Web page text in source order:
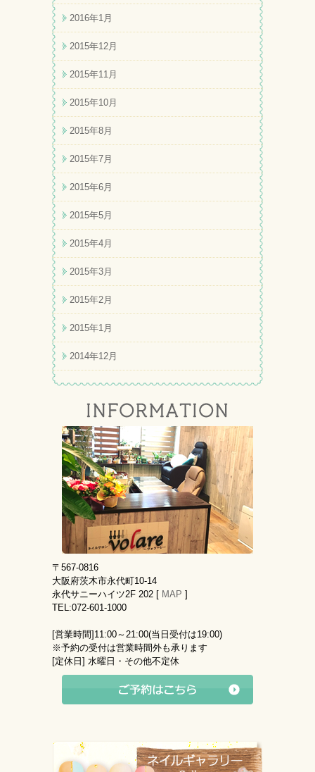
2016年1月
2015年12月
2015年11月
2015年10月
2015年8月
2015年7月
2015年6月
2015年5月
2015年4月
2015年3月
2015年2月
2015年1月
2014年12月
〒567-0816
大阪府茨木市永代町10-14
永代サニーハイツ2F 202 [ MAP ]
TEL:072-601-1000
[営業時間] 11:00～21:00(当日受付は19:00)
※予約の受付は営業時間外も承ります
[定休日] 水曜日・その他不定休